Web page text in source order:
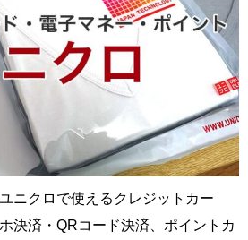
ニクロで使えるクレジットカー
決済・QRコード決済、ポイントカ